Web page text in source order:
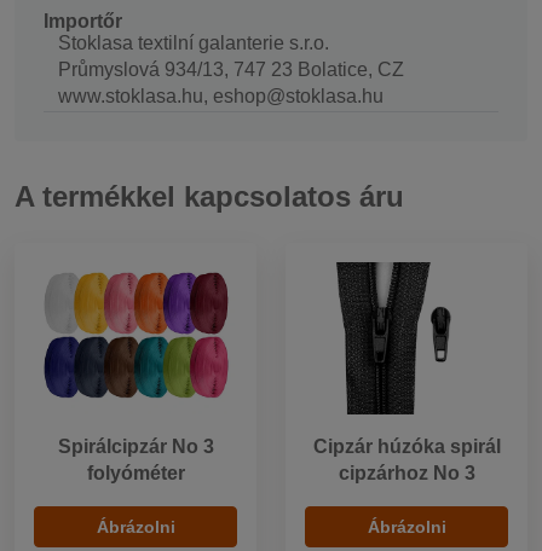
Importőr
Stoklasa textilní galanterie s.r.o.
Průmyslová 934/13, 747 23 Bolatice, CZ
www.stoklasa.hu, eshop@stoklasa.hu
A termékkel kapcsolatos áru
Spirálcipzár No 3
folyóméter
Ábrázolni
Cipzár húzóka spirál
cipzárhoz No 3
Ábrázolni